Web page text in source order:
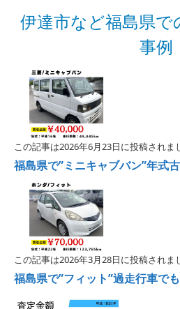
伊達市など福島県で
事例
この記事は2026年6月23日に投稿されま
福島県で”ミニキャブバン”年式
この記事は2026年3月28日に投稿されま
福島県で”フィット”過走行車で